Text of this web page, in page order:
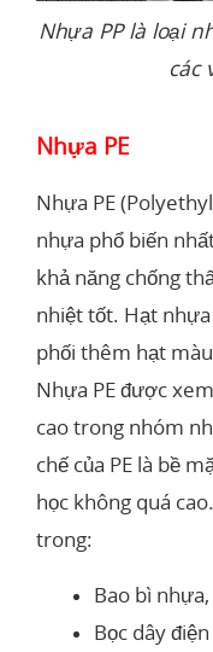
Nhựa PP là loại
các
Nhựa PE
Nhựa PE
nhựa phổ biến
khả năng chống
nhiệt tốt. Hạt
phối thêm hạt
Nhựa PE được
cao trong nhóm
chế của PE là bề
học không quá
trong:
Bao bì
Bọc dây điện